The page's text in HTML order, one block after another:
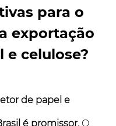
para o
exportação
e celulose?
de papel e
é promissor. O